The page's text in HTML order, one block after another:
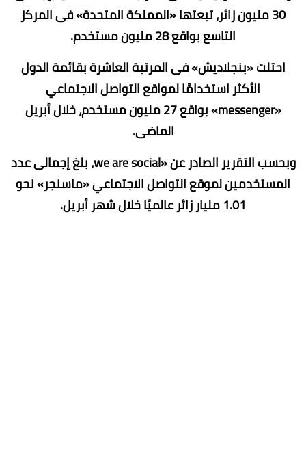
30 مليون زائر، تبعتها «المملكة المتحدة» فى المركز
التاسع بواقع 28 مليون مستخدم.
احتلت «بنجلاديش» فى المرتبة العاشرة بقائمة الدول
الأكثر استخدامًا لمواقع التواصل الاجتماعي
«messenger» بواقع 27 مليون مستخدم، خلال أبريل
الماضى.
وبحسب التقرير الصادر عن «we are social، بلغ إجمالى عدد
المستخدمين لموقع التواصل الاجتماعي «ماسنجر» نحو
1.01 مليار زائر عالميًا خلال شهر أبريل.